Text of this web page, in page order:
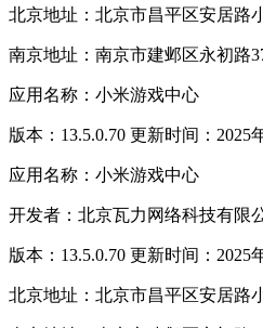
北京地址：北京市昌平区安居路
南京地址：南京市建邺区永初路
应用名称：小米游戏中心
版本：13.5.0.70 更新时间：2025
应用名称：小米游戏中心
开发者：北京瓦力网络科技有限
版本：13.5.0.70 更新时间：2025
北京地址：北京市昌平区安居路